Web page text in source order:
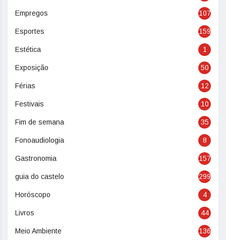
Empregos 107
Esportes 159
Estética 1
Exposição 50
Férias 12
Festivais 10
Fim de semana 35
Fonoaudiologia 8
Gastronomia 157
guia do castelo 299
Horóscopo 4
Livros 44
Meio Ambiente 136